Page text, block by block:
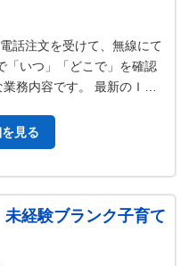
話注文を受けて、無線にて
「いつ」「どこで」を確認
務内容です。 最新のＩＰ
見る
経験ブランク子育て